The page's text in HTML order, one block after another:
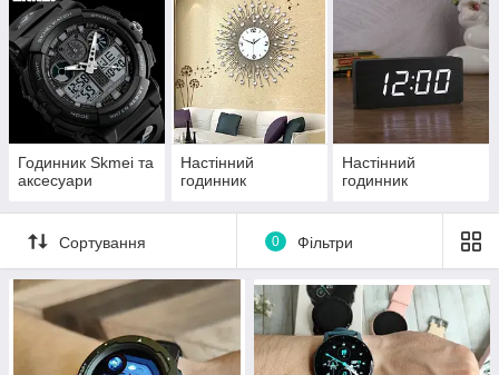
В нашому магазині представлені недорогі чоловічі годинники:
ціни і якість ідеально поєднуються в аксесуарах. Ви самі
можете переконатися в їх перевагах, подивившись наш
каталог.
Годинник Skmei та
аксесуари
Настінний
годинник
Настінний
годинник
Сортування 0 Фільтри